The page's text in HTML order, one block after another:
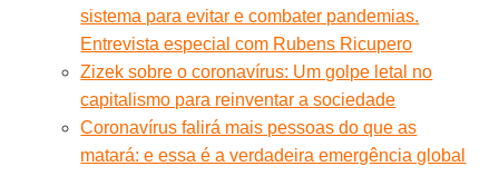
sistema para evitar e combater pandemias.
Entrevista especial com Rubens Ricupero
Zizek sobre o coronavírus: Um golpe letal no
capitalismo para reinventar a sociedade
Coronavírus falirá mais pessoas do que as
matará: e essa é a verdadeira emergência global